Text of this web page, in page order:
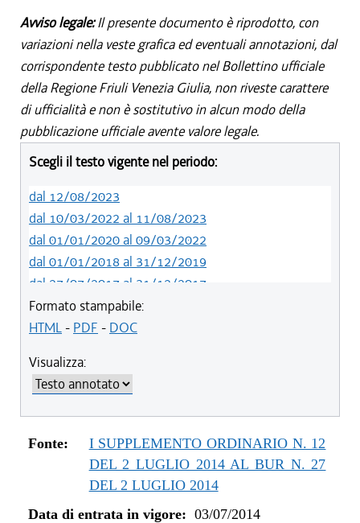
Avviso legale:Il presente documento è riprodotto, con
variazioni nella veste grafica ed eventuali annotazioni, dal
corrispondente testo pubblicato nel Bollettino ufficiale
della Regione Friuli Venezia Giulia, non riveste carattere
di ufficialità e non è sostitutivo in alcun modo della
pubblicazione ufficiale avente valore legale.
Scegli il testo vigente nel periodo:
dal 12/08/2023
dal 10/03/2022 al 11/08/2023
dal 01/01/2020 al 09/03/2022
dal 01/01/2018 al 31/12/2019
dal 27/07/2017 al 31/12/2017
dal 13/01/2016 al 26/07/2017
dal 07/01/2015 al 12/01/2016
Formato stampabile:
HTML- PDF - DOC
Visualizza:
Fonte:
I SUPPLEMENTO ORDINARIO N. 12
DEL 2 LUGLIO 2014 AL BUR N. 27
DEL 2 LUGLIO 2014
Data di entrata in vigore: 03/07/2014